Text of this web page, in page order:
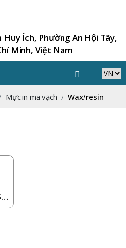
Huy Ích, Phường An Hội Tây,
Minh, Việt Nam
Mực in mã vạch Wax/resin